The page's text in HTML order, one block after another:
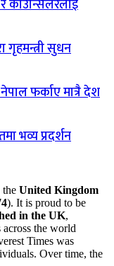
काउन्सिलरलाई
गृहमन्त्री सुधन
फर्काए मात्रै देश
भव्य प्रदर्शन
the United Kingdom
). It is proud to be
in the UK,
the world
Times was
Over time, the